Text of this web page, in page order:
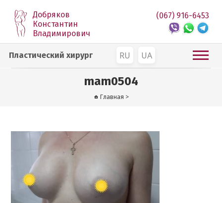
Добряков
Константин
Владимирович
RU UA
(067) 916-6453
Пластический хирург
mam0504
Главная >